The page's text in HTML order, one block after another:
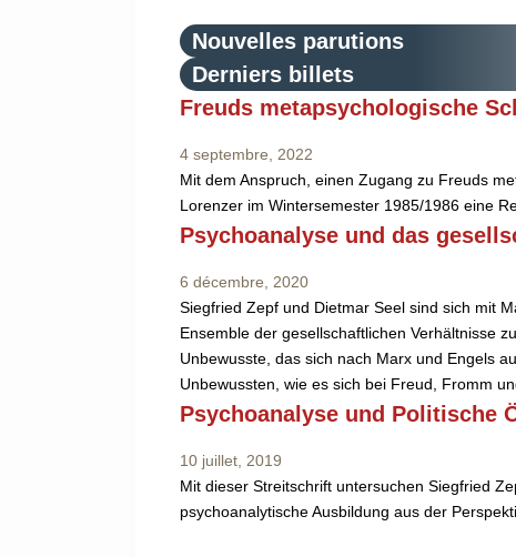
Nouvelles parutions
Derniers billets
Freuds metapsychologische
4 septembre, 2022
Mit dem Anspruch, einen Zugang zu Freuds
Lorenzer im Wintersemester 1985/1986 eine
Psychoanalyse und das
6 décembre, 2020
Siegfried Zepf und Dietmar Seel sind sich mit
Ensemble der gesellschaftlichen Verhältnisse
Unbewusste, das sich nach Marx und Engels
Unbewussten, wie es sich bei Freud, Fromm
Psychoanalyse und Politische
10 juillet, 2019
Mit dieser Streitschrift untersuchen Siegfried
psychoanalytische Ausbildung aus der